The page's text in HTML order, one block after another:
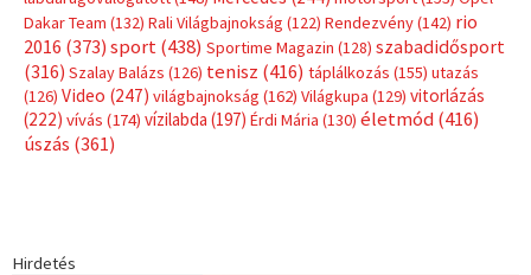
Dakar Team (132) Rali Világbajnokság (122) Rendezvény(142) rio
2016 (373) sport(438) Sportime Magazin (128) szabadidősport
(316) Szalay Balázs (126) tenisz (416) táplálkozás (155) utazás
(126) Video (247) világbajnokság (162) Világkupa (129) vitorlázás
(222) vívás (174) vízilabda (197) Érdi Mária (130) életmód(416)
úszás (361)
Hirdetés